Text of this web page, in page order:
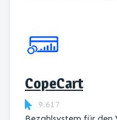
CopeCart
9.617